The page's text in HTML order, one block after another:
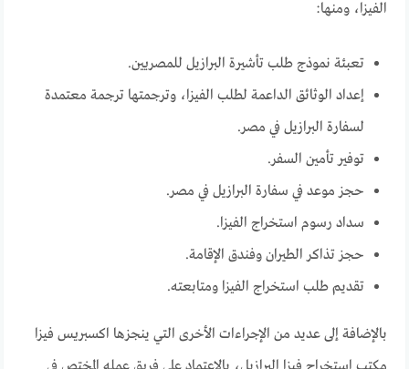
الفيزا، ومنها:
تعبئة نموذج طلب تأشيرة البرازيل للمصريين.
إعداد الوثائق الداعمة لطلب الفيزا، وترجمتها ترجمة معتمدة
لسفارة البرازيل في مصر.
توفير تأمين السفر.
حجز موعد في سفارة البرازيل في مصر.
سداد رسوم استخراج الفيزا.
حجز تذاكر الطيران وفندق الإقامة.
تقديم طلب استخراج الفيزا ومتابعته.
بالإضافة إلى عديد من الإجراءات الأخرى التي ينجزها اكسبريس فيزا